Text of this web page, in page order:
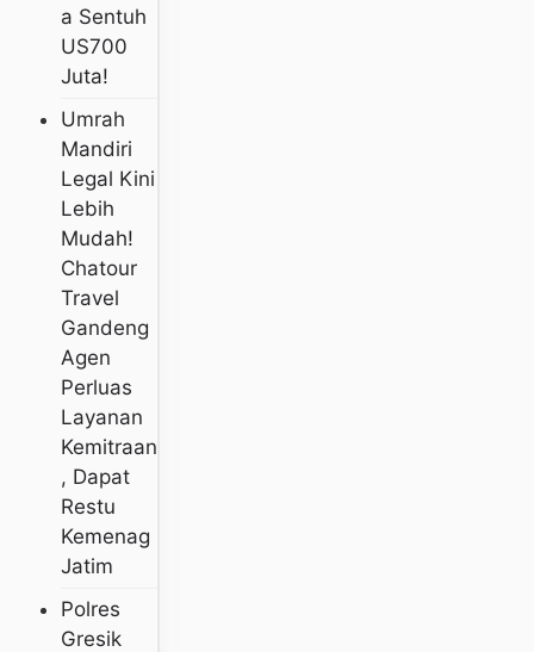
A Sentuh
US700
Juta!
Umrah
Mandiri
Legal Kini
Lebih
Mudah!
Chatour
Travel
Gandeng
Agen
Perluas
Layanan
Kemitraan
, Dapat
Restu
Kemenag
Jatim
Polres
Gresik